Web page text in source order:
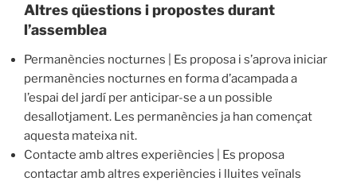
Altres qüestions i propostes durant
l’assemblea
Permanències nocturnes | Es proposa i s’aprova iniciar
permanències nocturnes en forma d’acampada a
l’espai del jardí per anticipar-se a un possible
desallotjament. Les permanències ja han començat
aquesta mateixa nit.
Contacte amb altres experiències | Es proposa
contactar amb altres experiències i lluites veïnals